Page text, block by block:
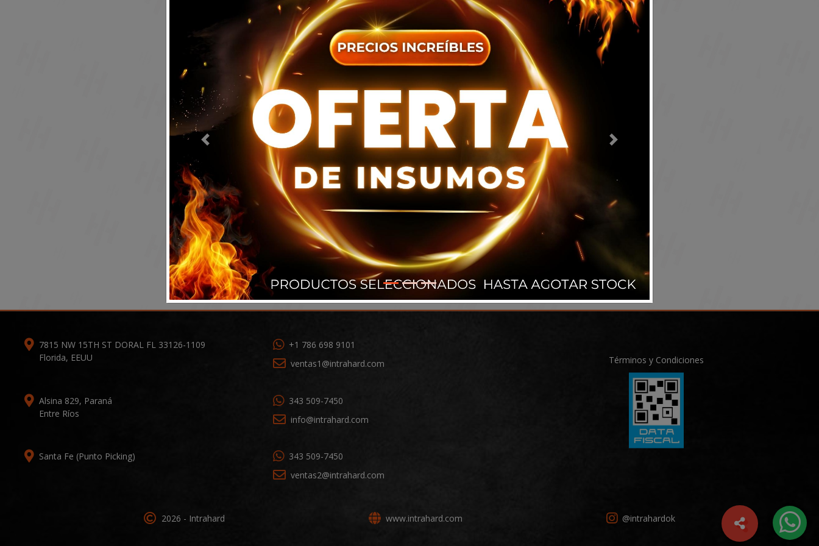
Previous Next
DATOS ENTREGA
Acepto todos lostérminos y condiciones
Volver Registrarse
7815 NW 15TH ST DORAL FL 33126-1109
Florida, EEUU
+1 786 698 9101
ventas1@intrahard.com
Alsina 829, Paraná
Entre Ríos
343 509-7450
info@intrahard.com
Santa Fe (Punto Picking)
343 509-7450
ventas2@intrahard.com
Términos y Condiciones
2026 - Intrahard www.intrahard.com @intrahardok